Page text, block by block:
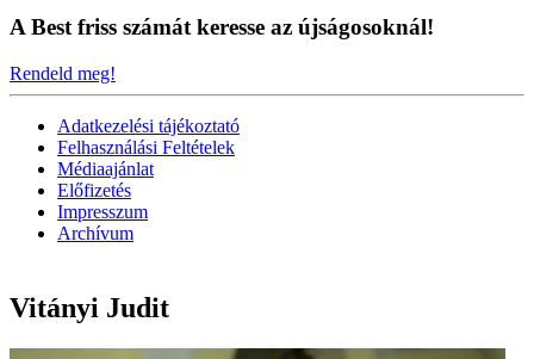
A Best friss számát keresse az újságosoknál!
Rendeld meg!
Adatkezelési tájékoztató
Felhasználási Feltételek
Médiaajánlat
Előfizetés
Impresszum
Archívum
Vitányi Judit